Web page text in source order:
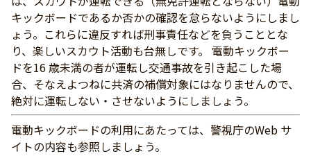
キックボードであるか否かの確認を怠らないようにしまし
ょう。これらに違反すれば刑事責任などを負うこととな
り、楽しいスカウト活動も台無しです。 電動キックボー
ドを16 歳未満の者が運転し交通事故を引き起こした場
合、そなえよつねに共済の補償対象にはなりませんので、
絶対に運転しない・させないようにしましょう。
電動キックボードの利用にあたっては、警視庁のWeb サ
イトの内容も参照しましょう。